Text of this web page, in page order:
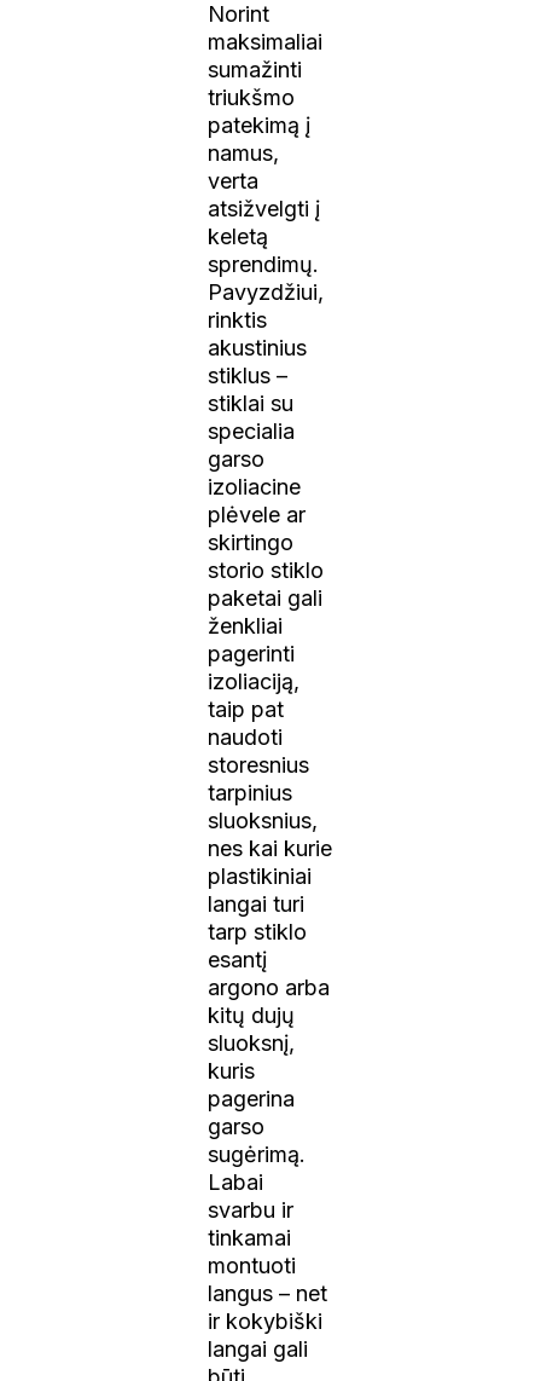
Norint
maksimaliai
sumažinti
triukšmo
patekimą į
namus,
verta
atsižvelgti į
keletą
sprendimų.
Pavyzdžiui,
rinktis
akustinius
stiklus –
stiklai su
specialia
garso
izoliacine
plėvele ar
skirtingo
storio stiklo
paketai gali
ženkliai
pagerinti
izoliaciją,
taip pat
naudoti
storesnius
tarpinius
sluoksnius,
nes kai kurie
plastikiniai
langai turi
tarp stiklo
esantį
argono arba
kitų dujų
sluoksnį,
kuris
pagerina
garso
sugėrimą.
Labai
svarbu ir
tinkamai
montuoti
langus – net
ir kokybiški
langai gali